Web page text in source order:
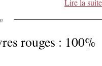
Lire la suite
rouges : 100%